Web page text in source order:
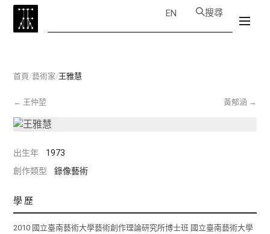
EN 搜尋
首頁/藝術家/王雅慧
← 王仲堃 黃郁涵 →
出生年
1973
創作類型
錄像藝術
學歷
2010 國立臺南藝術大學藝術創作理論研究所博士班 國立臺南藝術大學